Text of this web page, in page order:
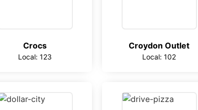
Crocs
Local: 123
Croydon Outlet
Local: 102